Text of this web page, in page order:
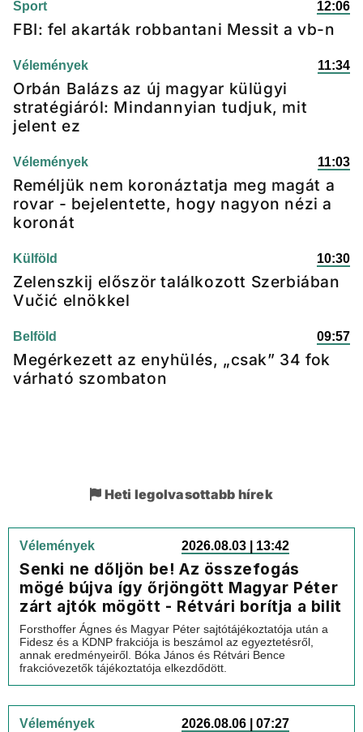
Sport 12:06
FBI: fel akarták robbantani Messit a vb-n
Vélemények 11:34
Orbán Balázs az új magyar külügyi
stratégiáról: Mindannyian tudjuk, mit
jelent ez
Vélemények 11:03
Reméljük nem koronáztatja meg magát a
rovar - bejelentette, hogy nagyon nézi a
koronát
Külföld 10:30
Zelenszkij először találkozott Szerbiában
Vučić elnökkel
Belföld 09:57
Megérkezett az enyhülés, „csak” 34 fok
várható szombaton
Heti legolvasottabb hírek
Vélemények 2026.08.03 | 13:42
Senki ne dőljön be! Az összefogás
mögé bújva így őrjöngött Magyar Péter
zárt ajtók mögött - Rétvári borítja a bilit
Forsthoffer Ágnes és Magyar Péter sajtótájékoztatója után a
Fidesz és a KDNP frakciója is beszámol az egyeztetésről,
annak eredményeiről. Bóka János és Rétvári Bence
frakcióvezetők tájékoztatója elkezdődött.
Vélemények 2026.08.06 | 07:27